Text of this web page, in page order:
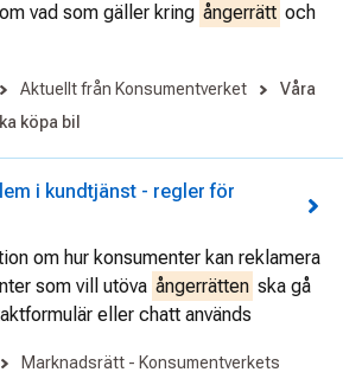
vad som gäller kring ångerrätt och
Aktuellt från Konsumentverket
Våra
köpa bil
i kundtjänst - regler för
om hur konsumenter kan reklamera
som vill utöva ångerrätten ska gå
eller chatt används
Marknadsrätt - Konsumentverkets